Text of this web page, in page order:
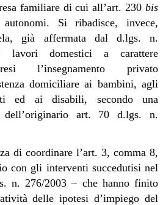
familiare di cui all’art. 230 bis
Si ribadisce, invece,
già affermata dal d.lgs. n.
lavori domestici a carattere
l’insegnamento privato
domiciliare ai bambini, agli
ed ai disabili, secondo una
dell’originario art. 70 d.lgs. n.
di coordinare l’art. 3, comma 8,
con gli interventi succedutisi nel
n. 276/2003 – che hanno finito
delle ipotesi d’impiego del